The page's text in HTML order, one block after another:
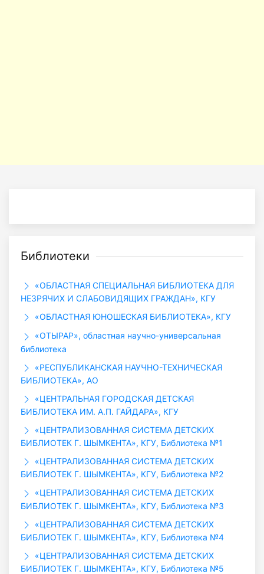
Библиотеки
«ОБЛАСТНАЯ СПЕЦИАЛЬНАЯ БИБЛИОТЕКА ДЛЯ
НЕЗРЯЧИХ И СЛАБОВИДЯЩИХ ГРАЖДАН», КГУ
«ОБЛАСТНАЯ ЮНОШЕСКАЯ БИБЛИОТЕКА», КГУ
«ОТЫРАР», областная научно-универсальная
библиотека
«РЕСПУБЛИКАНСКАЯ НАУЧНО-ТЕХНИЧЕСКАЯ
БИБЛИОТЕКА», АО
«ЦЕНТРАЛЬНАЯ ГОРОДСКАЯ ДЕТСКАЯ
БИБЛИОТЕКА ИМ. А.П. ГАЙДАРА», КГУ
«ЦЕНТРАЛИЗОВАННАЯ СИСТЕМА ДЕТСКИХ
БИБЛИОТЕК Г. ШЫМКЕНТА», КГУ, Библиотека №1
«ЦЕНТРАЛИЗОВАННАЯ СИСТЕМА ДЕТСКИХ
БИБЛИОТЕК Г. ШЫМКЕНТА», КГУ, Библиотека №2
«ЦЕНТРАЛИЗОВАННАЯ СИСТЕМА ДЕТСКИХ
БИБЛИОТЕК Г. ШЫМКЕНТА», КГУ, Библиотека №3
«ЦЕНТРАЛИЗОВАННАЯ СИСТЕМА ДЕТСКИХ
БИБЛИОТЕК Г. ШЫМКЕНТА», КГУ, Библиотека №4
«ЦЕНТРАЛИЗОВАННАЯ СИСТЕМА ДЕТСКИХ
БИБЛИОТЕК Г. ШЫМКЕНТА», КГУ, Библиотека №5